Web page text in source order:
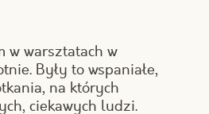
w warsztatach w
Były to wspaniałe,
na których
ciekawych ludzi.